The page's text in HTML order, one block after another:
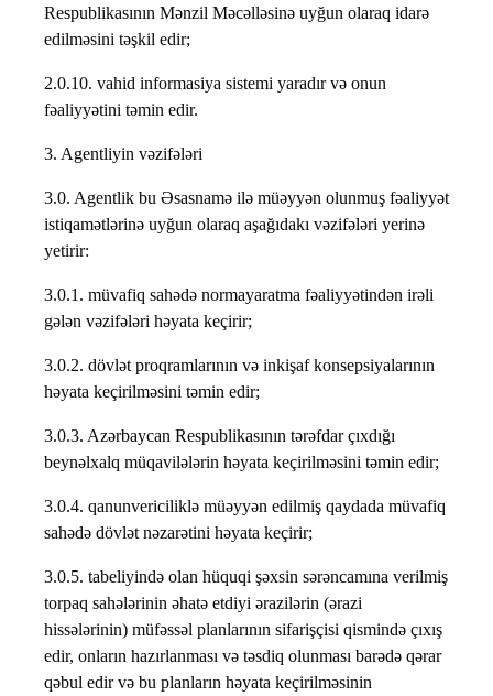
Respublikasının Mənzil Məcəlləsinə uyğun olaraq idarə
edilməsini təşkil edir;
2.0.10. vahid informasiya sistemi yaradır və onun
fəaliyyətini təmin edir.
3. Agentliyin vəzifələri
3.0. Agentlik bu Əsasnamə ilə müəyyən olunmuş fəaliyyət
istiqamətlərinə uyğun olaraq aşağıdakı vəzifələri yerinə
yetirir:
3.0.1. müvafiq sahədə normayaratma fəaliyyətindən irəli
gələn vəzifələri həyata keçirir;
3.0.2. dövlət proqramlarının və inkişaf konsepsiyalarının
həyata keçirilməsini təmin edir;
3.0.3. Azərbaycan Respublikasının tərəfdar çıxdığı
beynəlxalq müqavilələrin həyata keçirilməsini təmin edir;
3.0.4. qanunvericiliklə müəyyən edilmiş qaydada müvafiq
sahədə dövlət nəzarətini həyata keçirir;
3.0.5. tabeliyində olan hüquqi şəxsin sərəncamına verilmiş
torpaq sahələrinin əhatə etdiyi ərazilərin (ərazi
hissələrinin) müfəssəl planlarının sifarişçisi qismində çıxış
edir, onların hazırlanması və təsdiq olunması barədə qərar
qəbul edir və bu planların həyata keçirilməsinin